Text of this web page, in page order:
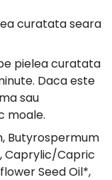
curatata seara
pielea curatata
Daca este
sau
moale.
Butyrospermum
Caprylic/Capric
Seed Oil*,